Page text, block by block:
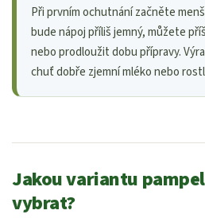
Při prvním ochutnání začněte
bude nápoj příliš jemný, můžete
nebo prodloužit dobu přípravy.
chuť dobře zjemní mléko nebo
Jakou variantu
vybrat?